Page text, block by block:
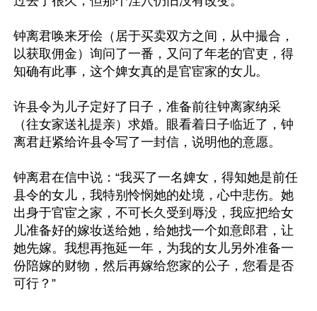
钟离君唤来牙侩（居于买卖双方之间，从中撮合，
以获取佣金）询问了一番，又问了年老的官吏，得
知确有此事，这个婢女真的是官宦家的女儿。
许县令为儿子定好了日子，准备前往钟离家纳采
（往女家送礼提亲）求婚。眼看着日子临近了，钟
离君赶紧给许县令写了一封信，说明他的意愿。
钟离君在信中说：“我买了一名婢女，得知她是前任
县令的女儿，我特别怜悯她的处境，心中悲伤。她
出身于官宦之家，不可长久受到辱没，我应把给女
儿准备好的嫁妆送给她，给她找一个如意郎君，让
她先嫁。我想再拖延一年，为我的女儿另外准备一
份陪嫁的财物，然后再嫁给您家的公子，您看是否
可行？”